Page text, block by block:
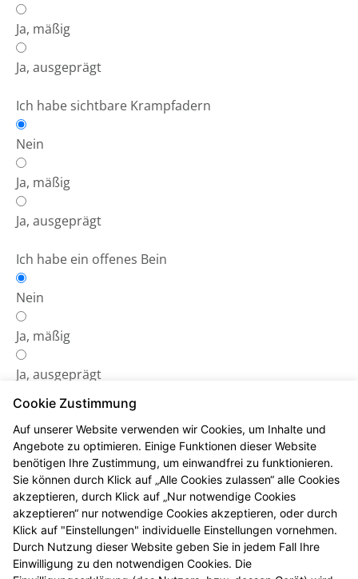
Ja, mäßig
Ja, ausgeprägt
Ich habe sichtbare Krampfadern
Nein
Ja, mäßig
Ja, ausgeprägt
Ich habe ein offenes Bein
Nein
Ja, mäßig
Ja, ausgeprägt
Das Ergebnis
Ihr Risiko:
Cookie Zustimmung
Auf unserer Website verwenden wir Cookies, um Inhalte und
Angebote zu optimieren. Einige Funktionen dieser Website
benötigen Ihre Zustimmung, um einwandfrei zu funktionieren.
Sie können durch Klick auf „Alle Cookies zulassen“ alle Cookies
akzeptieren, durch Klick auf „Nur notwendige Cookies
akzeptieren“ nur notwendige Cookies akzeptieren, oder durch
Klick auf "Einstellungen" individuelle Einstellungen vornehmen.
Durch Nutzung dieser Website geben Sie in jedem Fall Ihre
Einwilligung zu den notwendigen Cookies. Die